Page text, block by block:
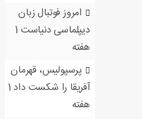
امروز فوتبال زبان
دیپلماسی دنیاست 1
هفته
پرسپولیس، قهرمان
آفریقا را شکست داد 1
هفته